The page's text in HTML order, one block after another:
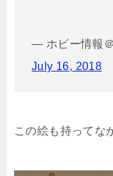
— ホビー情報
July 16, 2018
この絵も持ってな